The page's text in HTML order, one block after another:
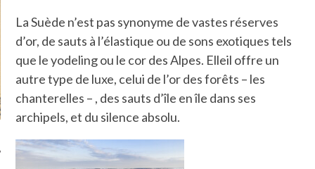
La Suède n’est pas synonyme de vastes réserves
d’or, de sauts à l’élastique ou de sons exotiques tels
que le yodeling ou le cor des Alpes. Elleil offre un
autre type de luxe, celui de l’or des forêts – les
chanterelles – , des sauts d’île en île dans ses
archipels, et du silence absolu.